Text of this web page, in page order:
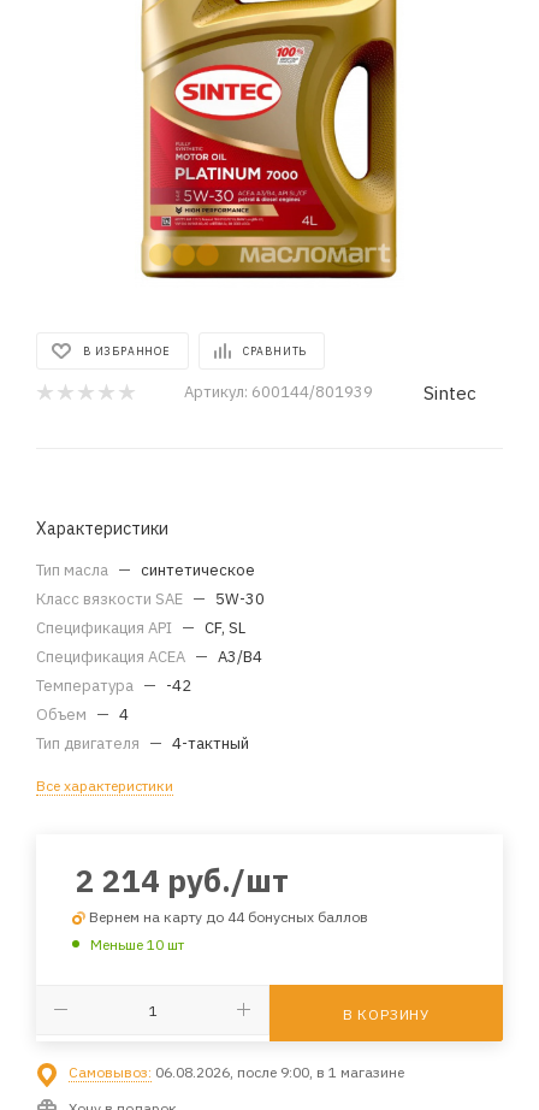
В ИЗБРАННОЕ СРАВНИТЬ
Артикул: 600144/801939 Sintec
Характеристики
Тип масла — синтетическое
Класс вязкости SAE — 5W-30
Спецификация API — CF, SL
Спецификация ACEA — A3/B4
Температура — -42
Объем — 4
Тип двигателя — 4-тактный
Все характеристики
2 214 руб./шт
Вернем на карту до 44 бонусных баллов
Меньше 10 шт
В КОРЗИНУ
Самовывоз: 06.08.2026, после 9:00, в 1 магазине